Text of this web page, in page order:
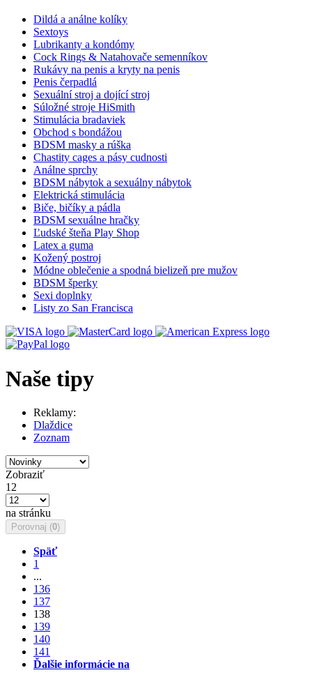
Dildá a análne kolíky
Sextoys
Lubrikanty a kondómy
Cock Rings & Natahovače semenníkov
Rukávy na penis a kryty na penis
Penis čerpadlá
Sexuální stroj a dojící stroj
Súložné stroje HiSmith
Stimulácia bradaviek
Obchod s bondážou
BDSM masky a rúška
Chastity cages a pásy cudnosti
Análne sprchy
BDSM nábytok a sexuálny nábytok
Elektrická stimulácia
Biče, bičíky a pádla
BDSM sexuálne hračky
Ľudské šteňa Play Shop
Latex a guma
Kožený postroj
Módne oblečenie a spodná bielizeň pre mužov
BDSM šperky
Sexi doplnky
Listy zo San Francisca
Naše tipy
Reklamy:
Dlaždice
Zoznam
Zobraziť
12
na stránku
Porovnaj (0)
Späť
1
...
136
137
138
139
140
141
Ďalšie informácie na